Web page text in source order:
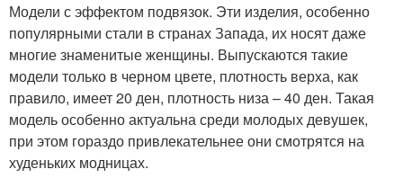
Модели с эффектом подвязок. Эти изделия, особенно
популярными стали в странах Запада, их носят даже
многие знаменитые женщины. Выпускаются такие
модели только в черном цвете, плотность верха, как
правило, имеет 20 ден, плотность низа – 40 ден. Такая
модель особенно актуальна среди молодых девушек,
при этом гораздо привлекательнее они смотрятся на
худеньких модницах.